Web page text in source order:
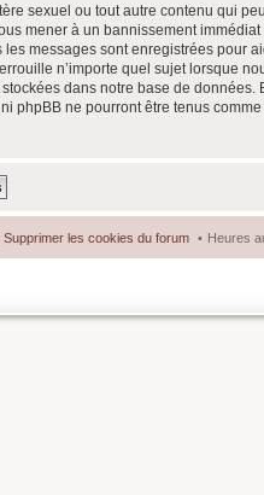
sexuel ou tout autre contenu qui
mener à un bannissement immédiat
messages sont enregistrées pour
n’importe quel sujet lorsque
dans notre base de données.
phpBB ne pourront être tenus
Heures
Supprimer les cookies du forum